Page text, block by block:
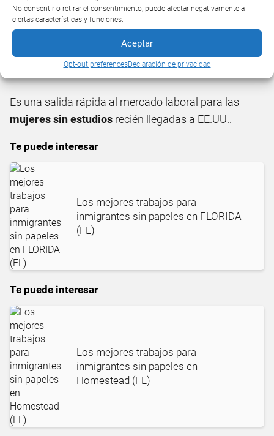
No consentir o retirar el consentimiento, puede afectar negativamente a
ciertas características y funciones.
Aceptar
Opt-out preferencesDeclaración de privacidad
Este trabajo al igual que el anterior es una salida
rápida al mercado laboral en la ciudad de Boca Ratón
ya que no se necesita ni experiencia ni desenvolverse
Es una salida rápida al mercado laboral para las
mujeres sin estudios recién llegadas a EE.UU..
Te puede interesar
Los mejores trabajos para
inmigrantes sin papeles en FLORIDA
(FL)
Te puede interesar
Los mejores trabajos para
inmigrantes sin papeles en
Homestead (FL)